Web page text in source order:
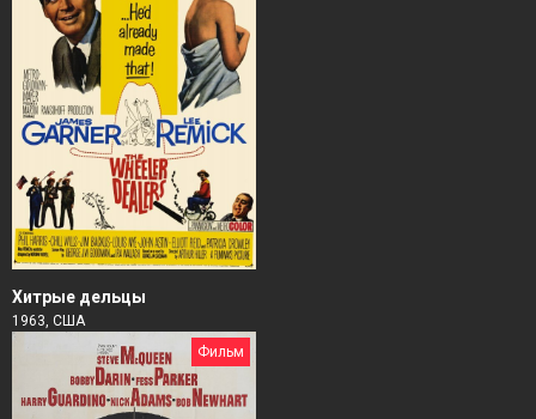
Хитрые дельцы
1963, США
Фильм